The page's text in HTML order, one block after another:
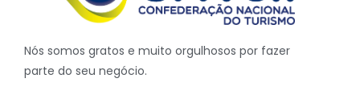
Nós somos gratos e muito orgulhosos por fazer
parte do seu negócio.